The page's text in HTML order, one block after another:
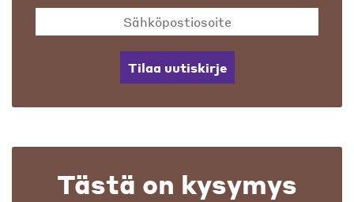
Tilaa uutiskirje
Tästä on kysymys